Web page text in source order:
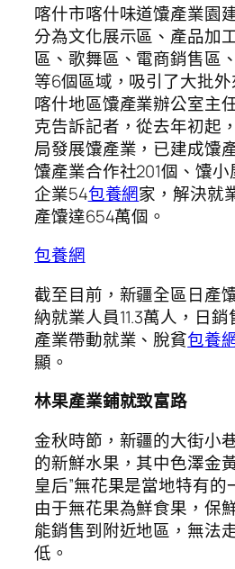
喀什市喀什味道馕產業園
分為文化展示區、產品加
區、歌舞區、電商銷售區
等6個區域，吸引了大批外
喀什地區馕產業辦公室主
克告訴記者，從去年初起
局發展馕產業，已建成馕
馕產業合作社201個、馕
企業54包養網家，解決就
產馕達654萬個。
包養網
截至目前，新疆全區日產
納就業人員11.3萬人，日銷
產業帶動就業、脫貧包養
顯。
林果產業鋪就致富路
金秋時節，新疆的大街小
的新鮮水果，其中色澤金
皇后”無花果是當地特有的
由于無花果為鮮食果，保
能銷售到附近地區，無法
低。